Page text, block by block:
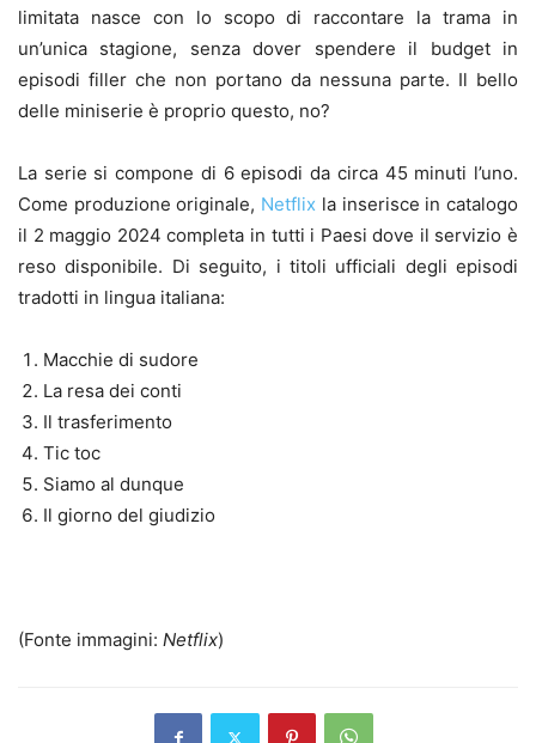
limitata nasce con lo scopo di raccontare la trama in
un’unica stagione, senza dover spendere il budget in
episodi filler che non portano da nessuna parte. Il bello
delle miniserie è proprio questo, no?
La serie si compone di 6 episodi da circa 45 minuti l’uno.
Come produzione originale, Netflix la inserisce in catalogo
il 2 maggio 2024 completa in tutti i Paesi dove il servizio è
reso disponibile. Di seguito, i titoli ufficiali degli episodi
tradotti in lingua italiana:
Macchie di sudore
La resa dei conti
Il trasferimento
Tic toc
Siamo al dunque
Il giorno del giudizio
(Fonte immagini: Netflix)